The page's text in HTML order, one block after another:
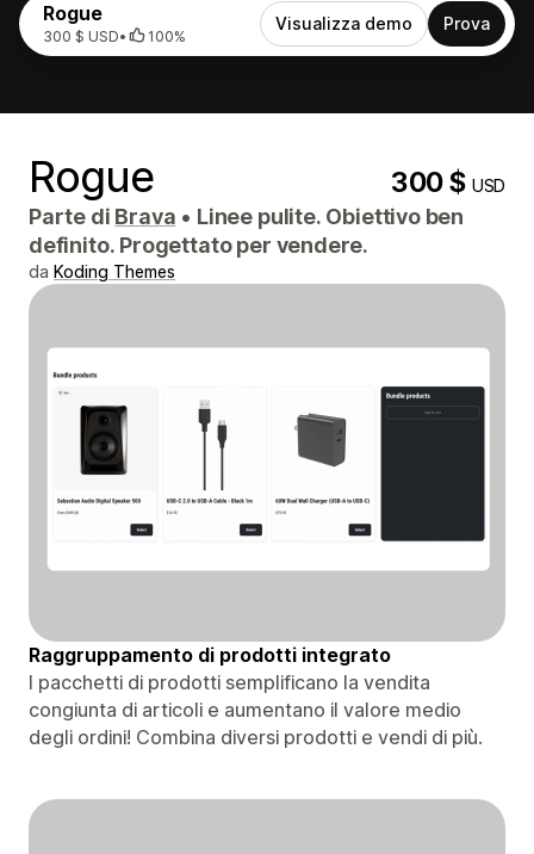
Rogue
300 $ USD• 100%
Visualizza demo Prova
Rogue 300 $USD
Parte di Brava • Linee pulite. Obiettivo ben
definito. Progettato per vendere.
da Koding Themes
Raggruppamento di prodotti integrato
I pacchetti di prodotti semplificano la vendita
congiunta di articoli e aumentano il valore medio
degli ordini! Combina diversi prodotti e vendi di più.